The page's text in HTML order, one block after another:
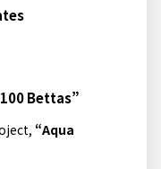
Bettas”
“Aqua